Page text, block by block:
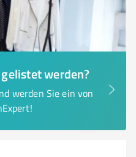
werden?
werden Sie ein von